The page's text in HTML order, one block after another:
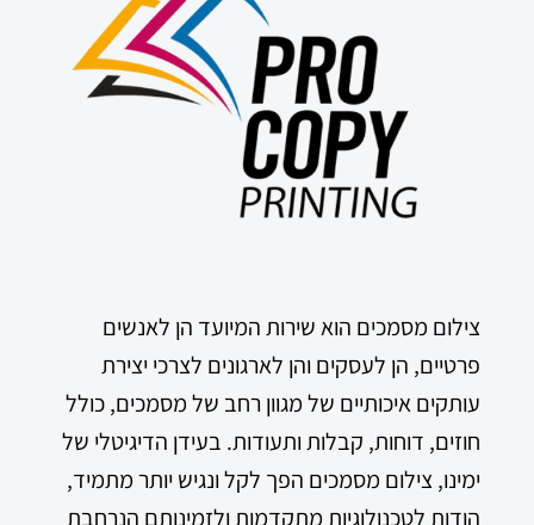
צילום מסמכים הוא שירות המיועד הן לאנשים
פרטיים, הן לעסקים והן לארגונים לצרכי יצירת
עותקים איכותיים של מגוון רחב של מסמכים, כולל
חוזים, דוחות, קבלות ותעודות. בעידן הדיגיטלי של
ימינו, צילום מסמכים הפך לקל ונגיש יותר מתמיד,
הודות לטכנולוגיות מתקדמות ולזמינותם הנרחבת